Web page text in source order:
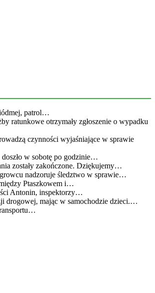
patrol…
ratunkowe otrzymały zgłoszenie o wypadku
czynności wyjaśniające w sprawie
w sobotę po godzinie…
zostały zakończone. Dziękujemy…
nadzoruje śledztwo w sprawie…
Ptaszkowem i…
Antonin, inspektorzy…
drogowej, mając w samochodzie dzieci.…